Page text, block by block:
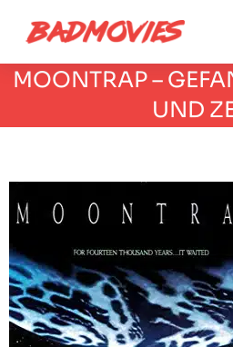
MOONTRAP –
UND